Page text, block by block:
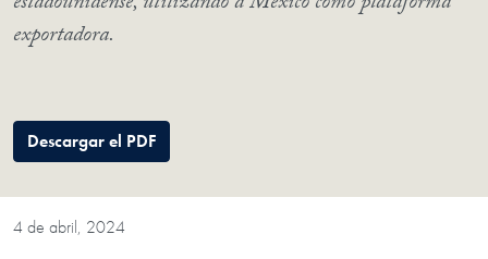
exportadora.
Descargar el PDF
4 de abril, 2024